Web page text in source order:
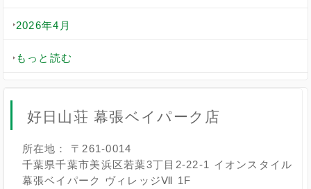
2026年4月
もっと読む
好日山荘 幕張ベイパーク店
所在地： 〒261-0014
千葉県千葉市美浜区若葉3丁目2-22-1 イオンスタイル
幕張ベイパーク ヴィレッジⅦ 1F